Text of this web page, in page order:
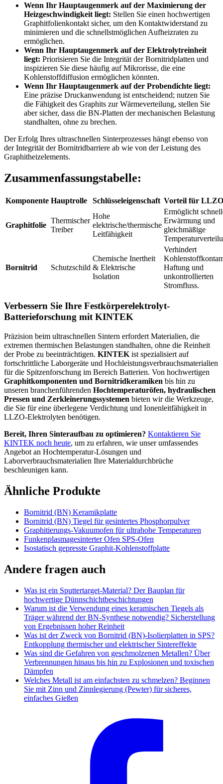
Wenn Ihr Hauptaugenmerk auf der Maximierung der
Heizgeschwindigkeit liegt: Stellen Sie einen hochwertigen
Graphitfolienkontakt sicher, um den Kontaktwiderstand zu
minimieren und die schnellstmöglichen Aufheizraten zu
ermöglichen.
Wenn Ihr Hauptaugenmerk auf der Elektrolytreinheit
liegt: Priorisieren Sie die Integrität der Bornitridplatten und
inspizieren Sie diese häufig auf Mikrorisse, die eine
Kohlenstoffdiffusion ermöglichen könnten.
Wenn Ihr Hauptaugenmerk auf der Probendichte liegt:
Eine präzise Druckanwendung ist entscheidend; nutzen Sie
die Fähigkeit des Graphits zur Wärmeverteilung, stellen Sie
aber sicher, dass die BN-Platten der mechanischen Belastung
standhalten, ohne zu brechen.
Der Erfolg Ihres ultraschnellen Sinterprozesses hängt ebenso von
der Integrität der Bornitridbarriere ab wie von der Leistung des
Graphitheizelements.
Zusammenfassungstabelle:
Komponente Hauptrolle Schlüsseleigenschaft Vorteil für LLZO
Graphitfolie
Thermischer
Treiber
Hohe
elektrische/thermische
Leitfähigkeit
Ermöglicht
Erwärmung und
gleichmäßige
Bornitrid Schutzschild
Chemische Inertheit
& Elektrische
Isolation
Verhindert
Haftung und
unkontrollierten
Stromfluss.
Verbessern Sie Ihre Festkörperelektrolyt-
Batterieforschung mit KINTEK
Präzision beim ultraschnellen Sintern erfordert Materialien, die
extremen thermischen Belastungen standhalten, ohne die Reinheit
der Probe zu beeinträchtigen. KINTEK ist spezialisiert auf
fortschrittliche Laborgeräte und Hochleistungsverbrauchsmaterialien
für die Spitzenforschung im Bereich Batterien. Von hochwertigen
Graphitkomponenten und Bornitridkeramiken bis hin zu
unseren branchenführenden Hochtemperaturöfen, hydraulischen
Pressen und Zerkleinerungssystemen bieten wir die Werkzeuge,
die Sie für eine überlegene Verdichtung und Ionenleitfähigkeit in
LLZO-Elektrolyten benötigen.
Bereit, Ihren Sinteraufbau zu optimieren? Kontaktieren Sie
KINTEK noch heute, um zu erfahren, wie unser umfassendes
Angebot an Hochtemperatur-Lösungen und
Laborverbrauchsmaterialien Ihre Materialdurchbrüche
beschleunigen kann.
Ähnliche Produkte
Bornitrid (BN) Keramikplatte
Bornitrid (BN) Tiegel für gesintertes Phosphorpulver
Graphitierungs-Vakuumofen für ultrahohe Temperaturen
Funkenplasmagesinterter Ofen SPS-Ofen
Isostatisch gepresste Graphit-Kohlenstoffplatte
Andere fragen auch
Was ist ein Sputtertarget-Material? Der Bauplan für
hochwertige Dünnschichtbeschichtungen
Warum ist die Verwendung eines keramischen Tiegels als
Träger während der BN-Synthese notwendig? Sicherstellung
von Ergebnissen hoher Reinheit
Was ist der Zweck von Bornitrid (BN)-Isolierplatten in SPS?
Entkopplung thermischer und elektrischer Sintereffekte
Was sind die Gefahren von geschmolzenen Metallen? Über
Verbrennungen hinaus bis hin zu Explosionen und toxischen
Dämpfen
Welches Metall ist am einfachsten zu schmelzen? Beginnen
Sie mit Zinn und Zinnlegierung (Pewter) für sicheres,
einfaches Gießen